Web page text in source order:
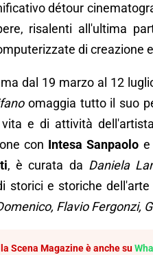
détour
risalenti all'ultima
di creazione
dal 19 marzo al 12
omaggia tutto il suo
e di attività
con Intesa Sanpaolo e
, è curata da Daniela
storici e storiche dell'arte
Flavio Fergonzi,
Scena Magazine è anche su